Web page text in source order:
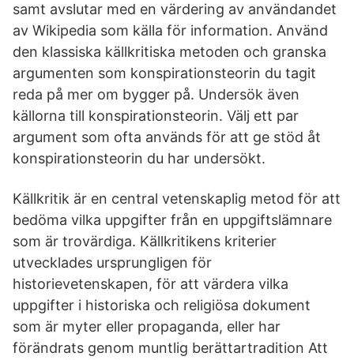
samt avslutar med en värdering av användandet
av Wikipedia som källa för information. Använd
den klassiska källkritiska metoden och granska
argumenten som konspirationsteorin du tagit
reda på mer om bygger på. Undersök även
källorna till konspirationsteorin. Välj ett par
argument som ofta används för att ge stöd åt
konspirationsteorin du har undersökt.
Källkritik är en central vetenskaplig metod för att
bedöma vilka uppgifter från en uppgiftslämnare
som är trovärdiga. Källkritikens kriterier
utvecklades ursprungligen för
historievetenskapen, för att värdera vilka
uppgifter i historiska och religiösa dokument
som är myter eller propaganda, eller har
förändrats genom muntlig berättartradition Att